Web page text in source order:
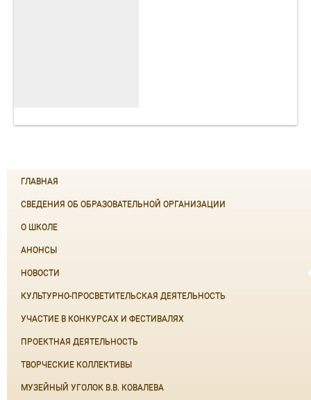
ГЛАВНАЯ
СВЕДЕНИЯ ОБ ОБРАЗОВАТЕЛЬНОЙ ОРГАНИЗАЦИИ
О ШКОЛЕ
АНОНСЫ
НОВОСТИ
КУЛЬТУРНО-ПРОСВЕТИТЕЛЬСКАЯ ДЕЯТЕЛЬНОСТЬ
УЧАСТИЕ В КОНКУРСАХ И ФЕСТИВАЛЯХ
ПРОЕКТНАЯ ДЕЯТЕЛЬНОСТЬ
ТВОРЧЕСКИЕ КОЛЛЕКТИВЫ
МУЗЕЙНЫЙ УГОЛОК В.В. КОВАЛЕВА